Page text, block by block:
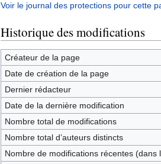
Voir le journal des protections pour cette
Historique des modifications
Créateur de la page
Date de création de la page
Dernier rédacteur
Date de la dernière modification
Nombre total de modifications
Nombre total d’auteurs distincts
Nombre de modifications récentes (dans